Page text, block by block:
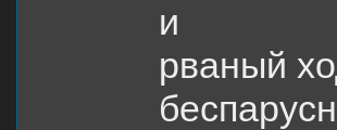
и
рваный